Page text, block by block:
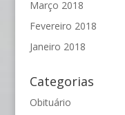
Março 2018
Fevereiro 2018
Janeiro 2018
Categorias
Obituário